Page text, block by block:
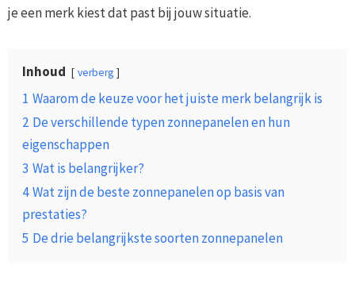
je een merk kiest dat past bij jouw situatie.
Inhoud verberg
1 Waarom de keuze voor het juiste merk belangrijk is
2 De verschillende typen zonnepanelen en hun
eigenschappen
3 Wat is belangrijker?
4 Wat zijn de beste zonnepanelen op basis van
prestaties?
5 De drie belangrijkste soorten zonnepanelen